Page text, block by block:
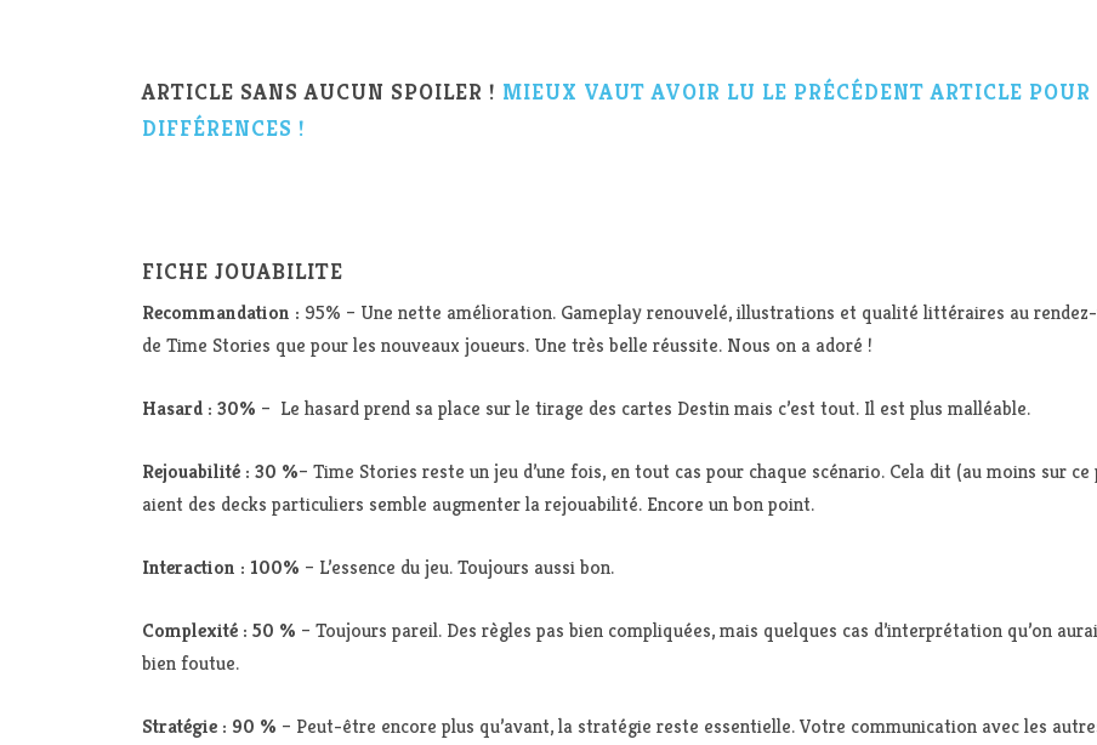
ARTICLE SANS AUCUN SPOILER ! MIEUX VAUT AVOIR LU LE PRÉCÉDENT ARTICLE
DIFFÉRENCES !
FICHE JOUABILITE
Recommandation : 95% – Une nette amélioration. Gameplay renouvelé, illustrations et qualité littéraires au
de Time Stories que pour les nouveaux joueurs. Une très belle réussite. Nous on a adoré !
Hasard : 30% – Le hasard prend sa place sur le tirage des cartes Destin mais c’est tout. Il est plus malléable.
Rejouabilité : 30 %– Time Stories reste un jeu d’une fois, en tout cas pour chaque scénario. Cela dit (au moins sur
aient des decks particuliers semble augmenter la rejouabilité. Encore un bon point.
Interaction : 100% – L’essence du jeu. Toujours aussi bon.
Complexité : 50 % – Toujours pareil. Des règles pas bien compliquées, mais quelques cas d’interprétation qu’on
bien foutue.
Stratégie : 90 % – Peut-être encore plus qu’avant, la stratégie reste essentielle. Votre communication avec les